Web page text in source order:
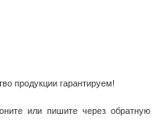
продукции гарантируем!
или пишите через обратную